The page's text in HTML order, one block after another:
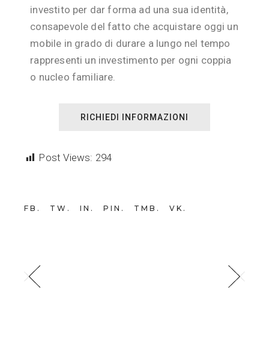
investito per dar forma ad una sua identità,
consapevole del fatto che acquistare oggi un
mobile in grado di durare a lungo nel tempo
rappresenti un investimento per ogni coppia
o nucleo familiare.
RICHIEDI INFORMAZIONI
Post Views: 294
FB TW IN PIN TMB VK